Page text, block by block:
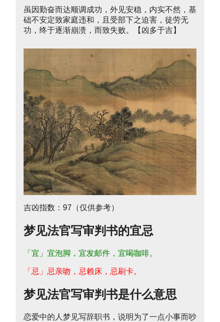
虽因勤奋而达顺调成功，外见安稳，内实不然，基
础不安定致家庭违和，且受部下之迫害，徒劳无
功，终于逐渐崩溃，而致失败。【凶多于吉】
吉凶指数：97（仅供参考）
梦见法官写审判书的宜忌
「宜」宜泡脚，宜发邮件，宜喝咖啡。
「忌」忌亲吻，忌赖床，忌刷卡。
梦见法官写审判书是什么意思
恋爱中的人梦见写辞职书，说明为了一点小事而吵